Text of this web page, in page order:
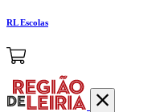
RL Escolas